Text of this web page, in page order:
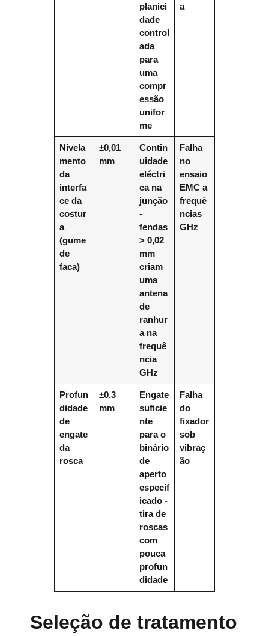
planici
dade
control
ada
para
uma
compr
essão
unifor
me
a
Nivela
mento
da
interfa
ce da
costur
a
(gume
de
faca)
±0,01
mm
Contin
uidade
eléctri
ca na
junção
-
fendas
> 0,02
mm
criam
uma
antena
de
ranhur
a na
frequê
ncia
GHz
Falha
no
ensaio
EMC a
frequê
ncias
GHz
Profun
didade
de
engate
da
rosca
±0,3
mm
Engate
suficie
nte
para o
binário
de
aperto
especif
icado -
tira de
roscas
com
pouca
profun
didade
Falha
do
fixador
sob
vibraç
ão
Seleção de tratamento